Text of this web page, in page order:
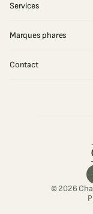
Services
Marques phares
Contact
© 2026